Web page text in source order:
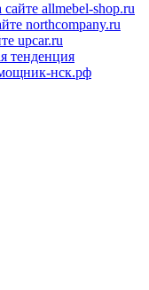
allmebel-shop.ru
northcompany.ru
upcar.ru
тенденция
нск.рф